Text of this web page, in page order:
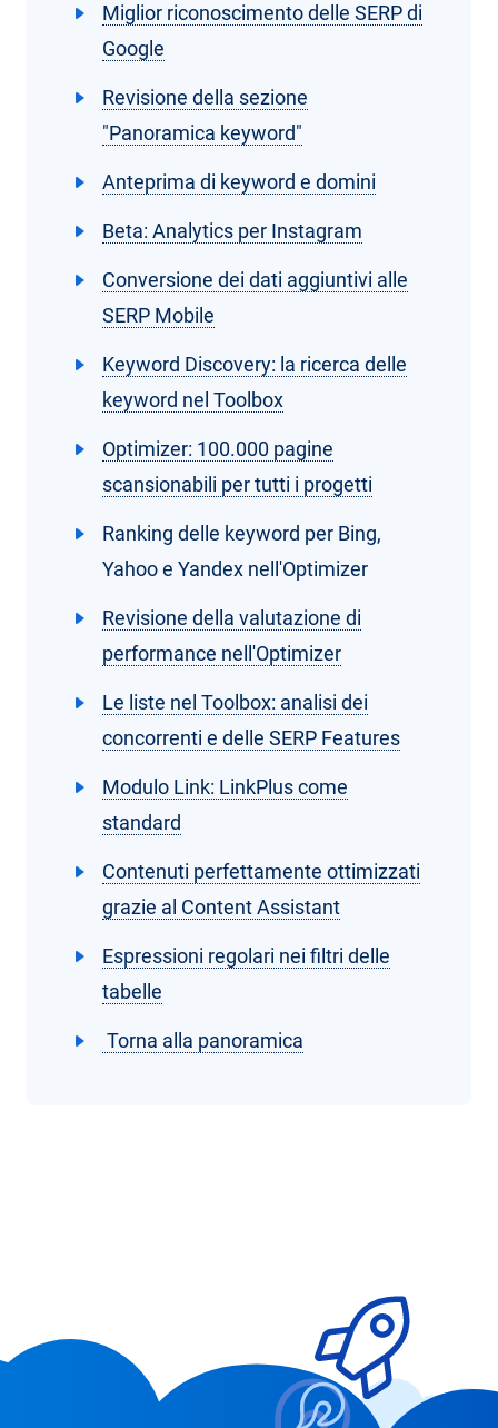
Miglior riconoscimento delle SERP di
Google
Revisione della sezione
"Panoramica keyword"
Anteprima di keyword e domini
Beta: Analytics per Instagram
Conversione dei dati aggiuntivi alle
SERP Mobile
Keyword Discovery: la ricerca delle
keyword nel Toolbox
Optimizer: 100.000 pagine
scansionabili per tutti i progetti
Ranking delle keyword per Bing,
Yahoo e Yandex nell'Optimizer
Revisione della valutazione di
performance nell'Optimizer
Le liste nel Toolbox: analisi dei
concorrenti e delle SERP Features
Modulo Link: LinkPlus come
standard
Contenuti perfettamente ottimizzati
grazie al Content Assistant
Espressioni regolari nei filtri delle
tabelle
Torna alla panoramica